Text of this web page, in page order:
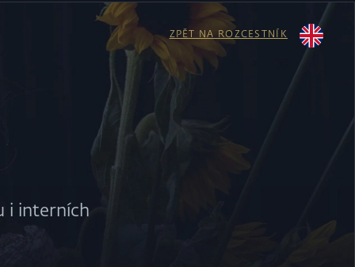
ZPĚT NA ROZCESTNÍK
i interních